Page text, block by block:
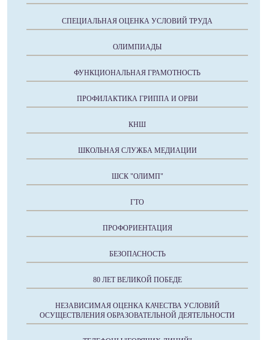
СПЕЦИАЛЬНАЯ ОЦЕНКА УСЛОВИЙ ТРУДА
ОЛИМПИАДЫ
ФУНКЦИОНАЛЬНАЯ ГРАМОТНОСТЬ
ПРОФИЛАКТИКА ГРИППА И ОРВИ
КНШ
ШКОЛЬНАЯ СЛУЖБА МЕДИАЦИИ
ШСК "ОЛИМП"
ГТО
ПРОФОРИЕНТАЦИЯ
БЕЗОПАСНОСТЬ
80 ЛЕТ ВЕЛИКОЙ ПОБЕДЕ
НЕЗАВИСИМАЯ ОЦЕНКА КАЧЕСТВА УСЛОВИЙ
ОСУЩЕСТВЛЕНИЯ ОБРАЗОВАТЕЛЬНОЙ ДЕЯТЕЛЬНОСТИ